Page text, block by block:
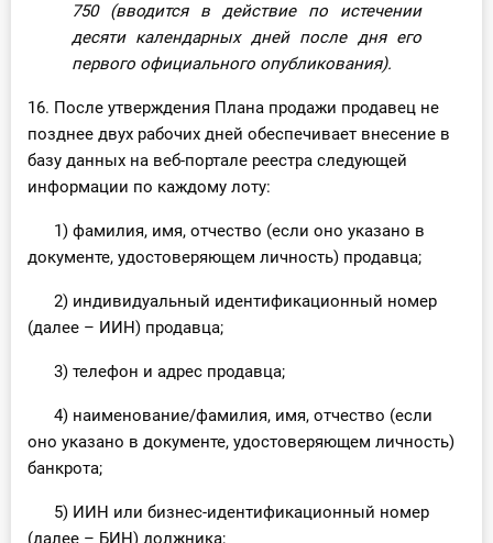
750(вводится в действие по истечении
десяти календарных дней после дня его
первого официального опубликования).
16. После утверждения Плана продажи продавец не
позднее двух рабочих дней обеспечивает внесение в
базу данных на веб-портале реестра следующей
информации по каждому лоту:
1) фамилия, имя, отчество (если оно указано в
документе, удостоверяющем личность) продавца;
2) индивидуальный идентификационный номер
(далее – ИИН) продавца;
3) телефон и адрес продавца;
4) наименование/фамилия, имя, отчество (если
оно указано в документе, удостоверяющем личность)
банкрота;
5) ИИН или бизнес-идентификационный номер
(далее – БИН) должника;